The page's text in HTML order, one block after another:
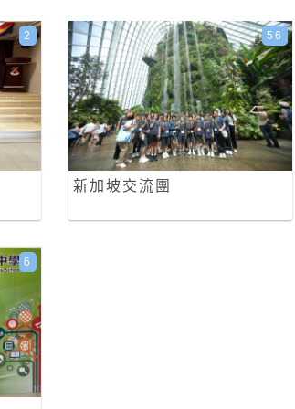
2
新加坡交流團
56
6